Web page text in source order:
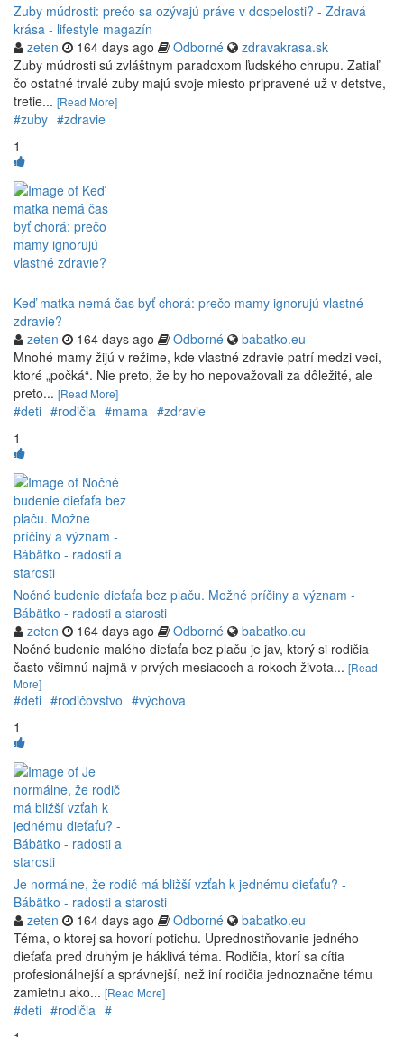
Zuby múdrosti: prečo sa ozývajú práve v dospelosti? - Zdravá
krása - lifestyle magazín
zeten
164 days ago Odborné
zdravakrasa.sk
Zuby múdrosti sú zvláštnym paradoxom ľudského chrupu. Zatiaľ
čo ostatné trvalé zuby majú svoje miesto pripravené už v detstve,
tretie... [Read More]
#zuby #zdravie
1
Keď matka nemá čas byť chorá: prečo mamy ignorujú vlastné
zdravie?
zeten
164 days ago Odborné
babatko.eu
Mnohé mamy žijú v režime, kde vlastné zdravie patrí medzi veci,
ktoré „počká“. Nie preto, že by ho nepovažovali za dôležité, ale
preto... [Read More]
#deti #rodičia #mama #zdravie
1
Nočné budenie dieťaťa bez plaču. Možné príčiny a význam -
Bábätko - radosti a starosti
zeten
164 days ago Odborné
babatko.eu
Nočné budenie malého dieťaťa bez plaču je jav, ktorý si rodičia
často všimnú najmä v prvých mesiacoch a rokoch života... [Read
More]
#deti #rodičovstvo #výchova
1
Je normálne, že rodič má bližší vzťah k jednému dieťaťu? -
Bábätko - radosti a starosti
zeten
164 days ago Odborné
babatko.eu
Téma, o ktorej sa hovorí potichu. Uprednostňovanie jedného
dieťaťa pred druhým je háklivá téma. Rodičia, ktorí sa cítia
profesionálnejší a správnejší, než iní rodičia jednoznačne tému
zamietnu ako... [Read More]
#deti #rodičia #